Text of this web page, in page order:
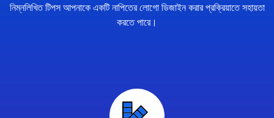
নিম্নলিখিত টিপস আপনাকে একটি নাপিতের লোগো ডিজাইন করার প্রক্রিয়াতে সহায়তা
করতে পারে।